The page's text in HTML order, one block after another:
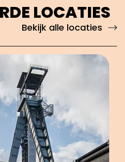
LOCATIES
Bekijk alle locaties